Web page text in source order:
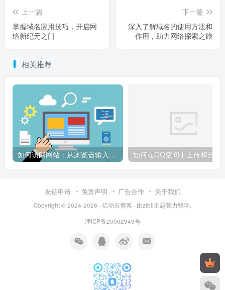
上一篇
掌握域名应用技巧，开启网
络新纪元之门
下一篇
深入了解域名的使用方法和
作用，助力网络探索之旅
相关推荐
如何访问网站：从浏览器输入到页面加载的完整步骤详解
友链申请 免责声明 广告合作 关于我们
Copyright © 2024-2026 · 亿动云博客 · 由zibll主题强力驱动.
津ICP备20002949号